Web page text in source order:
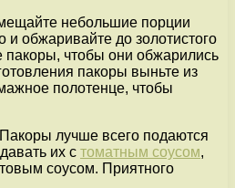
небольшие порции
и обжаривайте до золотистого
пакоры, чтобы они обжарились
пакоры выньте из
полотенце, чтобы
лучше всего подаются
их с томатным соусом,
соусом. Приятного